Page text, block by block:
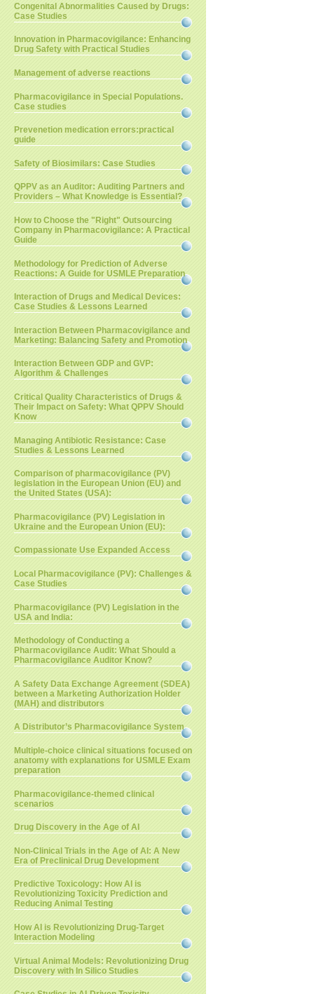
Congenital Abnormalities Caused by Drugs:
Case Studies
Innovation in Pharmacovigilance: Enhancing
Drug Safety with Practical Studies
Management of adverse reactions
Pharmacovigilance in Special Populations.
Case studies
Prevenetion medication errors:practical
guide
Safety of Biosimilars: Case Studies
QPPV as an Auditor: Auditing Partners and
Providers – What Knowledge is Essential?
How to Choose the "Right" Outsourcing
Company in Pharmacovigilance: A Practical
Guide
Methodology for Prediction of Adverse
Reactions: A Guide for USMLE Preparation
Interaction of Drugs and Medical Devices:
Case Studies & Lessons Learned
Interaction Between Pharmacovigilance and
Marketing: Balancing Safety and Promotion
Interaction Between GDP and GVP:
Algorithm & Challenges
Critical Quality Characteristics of Drugs &
Their Impact on Safety: What QPPV Should
Know
Managing Antibiotic Resistance: Case
Studies & Lessons Learned
Comparison of pharmacovigilance (PV)
legislation in the European Union (EU) and
the United States (USA):
Pharmacovigilance (PV) Legislation in
Ukraine and the European Union (EU):
Compassionate Use Expanded Access
Local Pharmacovigilance (PV): Challenges &
Case Studies
Pharmacovigilance (PV) Legislation in the
USA and India:
Methodology of Conducting a
Pharmacovigilance Audit: What Should a
Pharmacovigilance Auditor Know?
A Safety Data Exchange Agreement (SDEA)
between a Marketing Authorization Holder
(MAH) and distributors
A Distributor’s Pharmacovigilance System
Multiple-choice clinical situations focused on
anatomy with explanations for USMLE Exam
preparation
Pharmacovigilance-themed clinical
scenarios
Drug Discovery in the Age of AI
Non-Clinical Trials in the Age of AI: A New
Era of Preclinical Drug Development
Predictive Toxicology: How AI is
Revolutionizing Toxicity Prediction and
Reducing Animal Testing
How AI is Revolutionizing Drug-Target
Interaction Modeling
Virtual Animal Models: Revolutionizing Drug
Discovery with In Silico Studies